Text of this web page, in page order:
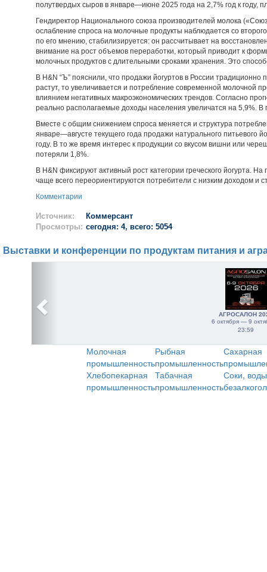
полутвердых сыров в январе—июне 2025 года на 2,7% год к году,
Гендиректор Национального союза производителей молока
ослабление спроса на молочные продукты наблюдается со
по его мнению, стабилизируется: он рассчитывает на
внимание на рост объемов переработки, который приводит к
молочных продуктов с длительными сроками хранения. Это
В H&N “Ъ” пояснили, что продажи йогуртов в России
растут, то увеличивается и потребление современной молочной
влиянием негативных макроэкономических трендов. Согласно
реально располагаемые доходы населения увеличатся на 5,9%. В
Вместе с общим снижением спроса меняется и структура
январе—августе текущего года продажи натурального питьевого
году. В то же время интерес к продукции со вкусом вишни или
потеряли 1,8%.
В H&N фиксируют активный рост категории греческого йогурта.
чаще всего переориентируются потребители с низким доходом и
Комментарии
Источник:
Коммерсант
Просмотры: сегодня: 4, всего: 5054
Выставки и конференции по продуктам питания и
АГРОСАЛОН
6 октября — 9
23:59
Молочная
промышленность
Рыбная
промышленность
Сахарная
Хлебопекарная
промышленность
Табачная
промышленность
Соки,